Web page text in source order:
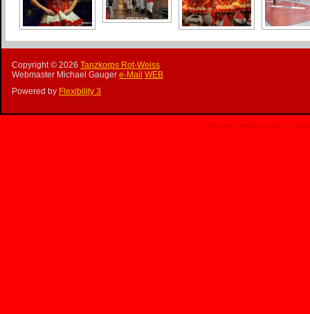
Copyright © 2026 Tanzkorps Rot-Weiss
Webmaster Michael Gauger e-Mail WEB
Powered by Flexibility 3
Help give medical care for